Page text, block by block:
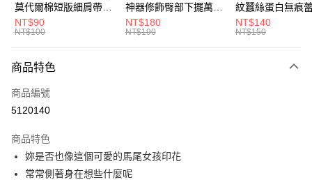
Google Pay
全盈+PAY
大哥付你分期
【大哥付你分期使用說明】
1.本服務由台灣大哥大提供，台灣大哥大用戶可立即使用無須另外申請。
流程，驗證手機門號後，選擇欲分期的期數、繳款截止日，確認付款後即完
成交易。
3.實際核准額度、可分期數及費用金額請依後續交易確認頁面所載為準。
4.訂單成立30分鐘內，如未前往確認交易或遇審核未通過，訂單將自動取
AFTEE先享後付
【關於「AFTEE先享後付」】
AFTEE先享後付是「在收到商品之後才付款」的支付方式。 讓您購物簡單
便利好安心！
１．簡單：不需註冊會員、不需綁卡、不需儲值。
ATM付款
莫代爾棉短版細肩帶素
色背心(白.黑.灰L-2L)-
U582眼圈熊中大尺碼
NT$90
NT$100
神器修飾臀部下擺萬用
內搭裙/遮臀裙(黑2L-
6L)-Q155眼圈熊中大
NT$180
NT$190
紋蠶絲蛋白無痕
角內褲(白.粉.藍.
3L)-L28眼圈熊中
NT$140
NT$150
商品特色
商品編號
5120140
商品特色
妳是否也像這個可愛的馬尾女孩印花
常常側著身在想些什麼呢